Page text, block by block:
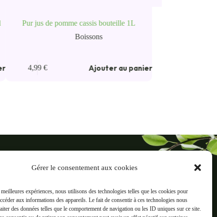
Gérer le consentement aux cookies
expériences, nous utilisons des technologies telles que les cookies pour
aux informations des appareils. Le fait de consentir à ces technologies nous
des données telles que le comportement de navigation ou les ID uniques sur ce site.
Pur jus de pomme cassis bouteille 1L
Boissons
38500 Voiron
Informations
Mentions légales